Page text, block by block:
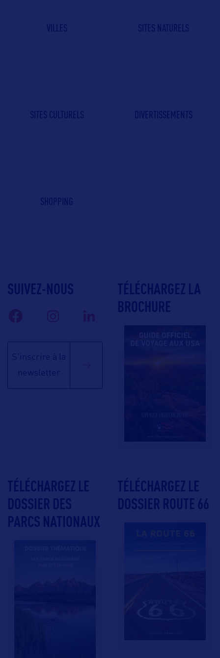
VILLES SITES NATURELS
SITES CULTURELS DIVERTISSEMENTS
SHOPPING
SUIVEZ-NOUS
S'inscrire à la
newsletter
TÉLÉCHARGEZ LA
BROCHURE
TÉLÉCHARGEZ LE
DOSSIER DES
PARCS NATIONAUX
TÉLÉCHARGEZ LE
DOSSIER ROUTE 66